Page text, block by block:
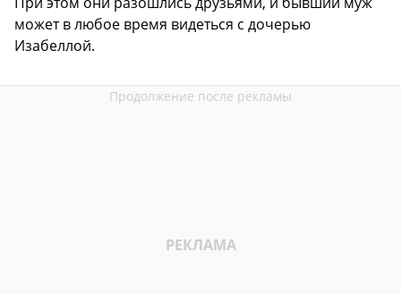
может в любое время видеться с дочерью
Изабеллой.